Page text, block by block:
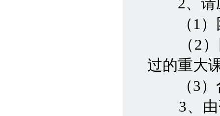
（1）团
（2）团
过的重大
（3）
3、由研